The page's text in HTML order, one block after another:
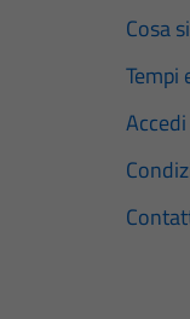
Cosa
Tempi